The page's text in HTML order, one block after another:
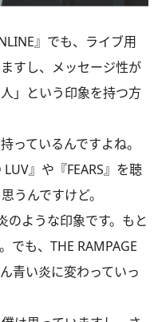
』でも、ライブ用
すし、メッセージ性が
」という印象を持つ方
っているんですよね。
』や『FEARS』を聴
うんですけど。
ような印象です。もと
でも、THE RAMPAGE
青い炎に変わっていっ